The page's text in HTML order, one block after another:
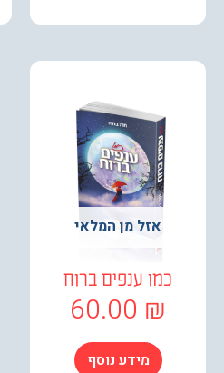
אזל מן המלאי
כמו ענפים ברוח
60.00
מידע נוסף